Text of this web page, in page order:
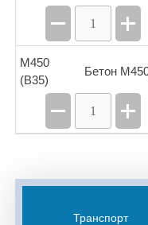
М450
(B35)
Бетон
Транспорт